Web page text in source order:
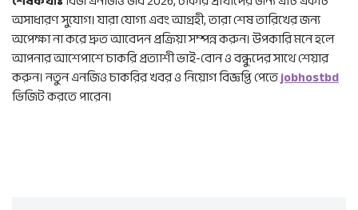
অসাধারণ সুযোগ। যারা যোগ্য এবং আগ্রহী, তারা শেষ তারিখের জন্য
অপেক্ষা না করে দ্রুত আবেদন প্রক্রিয়া সম্পন্ন করুন। উপকারি মনে হলে
আপনার আশেপাশে চাকরি প্রত্যাশী ভাই-বোন ও বন্ধুদের সাথে শেয়ার
করুন। নতুন এনজিও চাকরির খবর ও নিয়োগ বিজ্ঞপ্তি পেতেjobhostbd
ভিজিট করতে পারেন।